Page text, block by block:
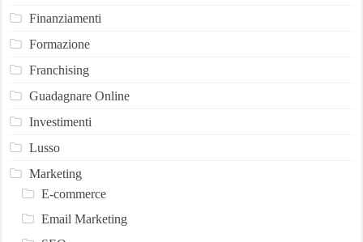
Finanziamenti
Formazione
Franchising
Guadagnare Online
Investimenti
Lusso
Marketing
E-commerce
Email Marketing